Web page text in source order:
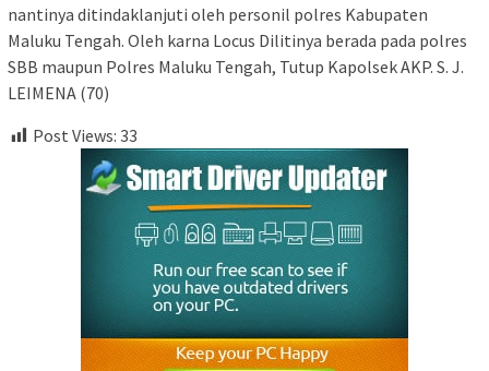
nantinya ditindaklanjuti oleh personil polres Kabupaten
Maluku Tengah. Oleh karna Locus Dilitinya berada pada polres
SBB maupun Polres Maluku Tengah, Tutup Kapolsek AKP. S. J.
LEIMENA (70)
Post Views: 33